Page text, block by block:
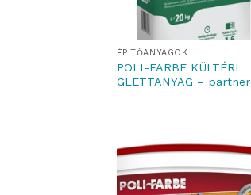
ÉPÍTŐANYAGOK
POLI-FARBE KÜLTÉRI
GLETTANYAG – partner